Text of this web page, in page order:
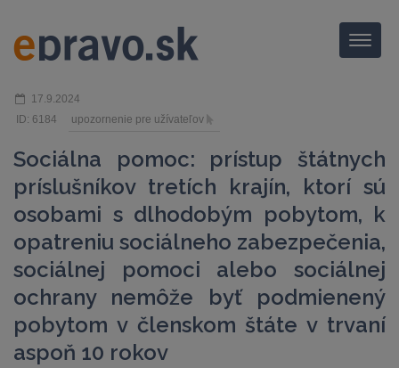
Menu
17.9.2024
ID: 6184
upozornenie pre užívateľov
Sociálna pomoc: prístup štátnych
príslušníkov tretích krajín, ktorí sú
osobami s dlhodobým pobytom, k
opatreniu sociálneho zabezpečenia,
sociálnej pomoci alebo sociálnej
ochrany nemôže byť podmienený
pobytom v členskom štáte v trvaní
aspoň 10 rokov